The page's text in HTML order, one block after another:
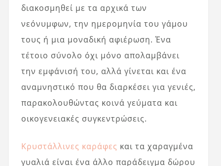
διακοσμηθεί με τα αρχικά των
νεόνυμφων, την ημερομηνία του γάμου
τους ή μια μοναδική αφιέρωση. Ένα
τέτοιο σύνολο όχι μόνο απολαμβάνει
την εμφάνισή του, αλλά γίνεται και ένα
αναμνηστικό που θα διαρκέσει για γενιές,
παρακολουθώντας κοινά γεύματα και
οικογενειακές συγκεντρώσεις.
Κρυστάλλινες καράφες και τα χαραγμένα
γυαλιά είναι ένα άλλο παράδειγμα δώρου